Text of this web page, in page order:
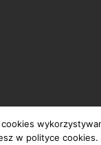
w polityce cookies.